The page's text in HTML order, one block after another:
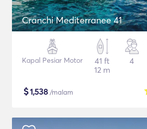
Cranchi Mediterranee 41
Kapal Pesiar Motor
41 ft
12 m
4
$1,538 /malam